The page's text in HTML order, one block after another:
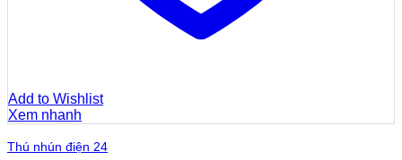
Add to Wishlist
Xem nhanh
Thú nhún điện 24